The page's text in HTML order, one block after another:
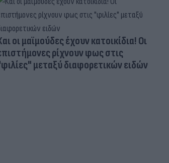
οι μαϊμούδες έχουν κατοικίδια! Οι
ρίχνουν φως στις
μεταξύ διαφορετικών ειδών